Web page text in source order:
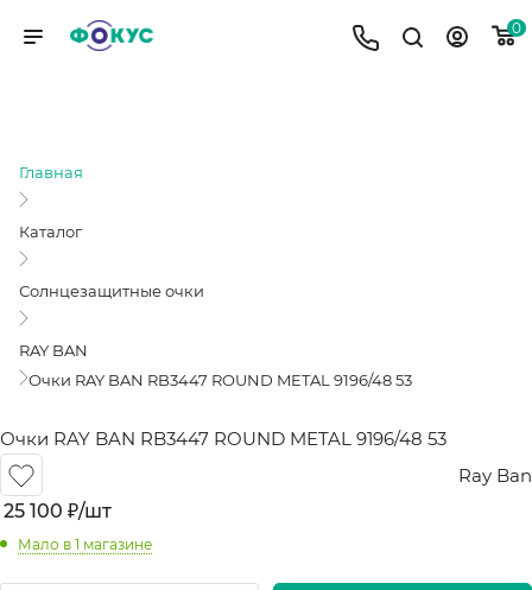
0
Главная
Каталог
Солнцезащитные очки
RAY BAN
Очки RAY BAN RB3447 ROUND METAL 9196/48 53
Очки RAY BAN RB3447 ROUND METAL 9196/48 53
Ray Ban
25 100 ₽/шт
Мало в 1 магазине